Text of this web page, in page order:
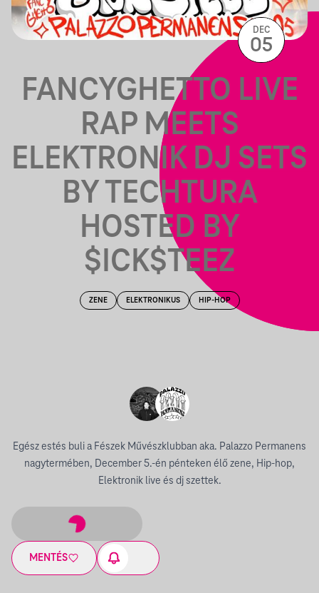
FANCYGHETTO LIVE
RAP MEETS
ELEKTRONIK DJ SETS
BY TECHTURA
HOSTED BY
$ICK$TEEZ
ZENE ELEKTRONIKUS HIP-HOP
Egész estés buli a Fészek Művészklubban aka. Palazzo Permanens
nagytermében, December 5.-én pénteken élő zene, Hip-hop,
Elektronik live és dj szettek.
MENTÉS
DEC
05